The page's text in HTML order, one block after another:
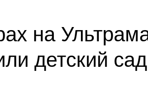
на
детский сад